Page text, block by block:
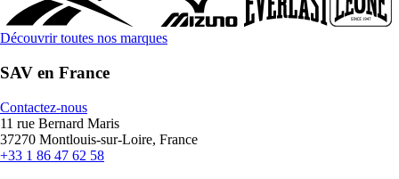
Découvrir toutes nos marques
SAV en France
Contactez-nous
11 rue Bernard Maris
37270 Montlouis-sur-Loire, France
+33 1 86 47 62 58